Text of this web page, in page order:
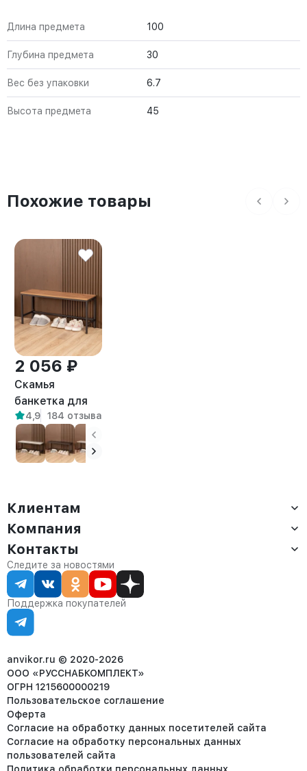
Длина предмета 100
Глубина предмета 30
Вес без упаковки 6.7
Высота предмета 45
Похожие товары
2 056 ₽
Скамья
банкетка для
прихожей и
дома лофт
Велета черный/
амаретто
4,9 184 отзыва
Клиентам
Доставка
Оплата
Сервис
Статус заказа
Статьи
Компания
О компании
Контакты
Партнёрам
Контакты
Отдел продаж:
8 (800) 234-22-62
corp@anvikor.ru
Ежедневно, с 7:00-19:00 (МСК)
Отдел рекламации:
8 (953) 455-25-61
Следите за новостями
Поддержка покупателей
anvikor.ru © 2020-2026
ООО «РУССНАБКОМПЛЕКТ»
ОГРН 1215600000219
Пользовательское соглашение
Оферта
Согласие на обработку данных посетителей сайта
Согласие на обработку персональных данных
пользователей сайта
Политика обработки персональных данных